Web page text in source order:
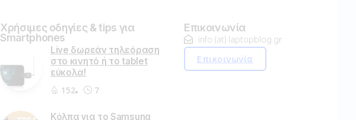
Χρήσιμες οδηγίες & tips για
Smartphones
Live δωρεάν τηλεόραση
στο κινητό ή το tablet
εύκολα!
152
7
Κόλπα για το Samsung
Επικοινωνία
info (at) laptopblog.gr
Επικοινωνία